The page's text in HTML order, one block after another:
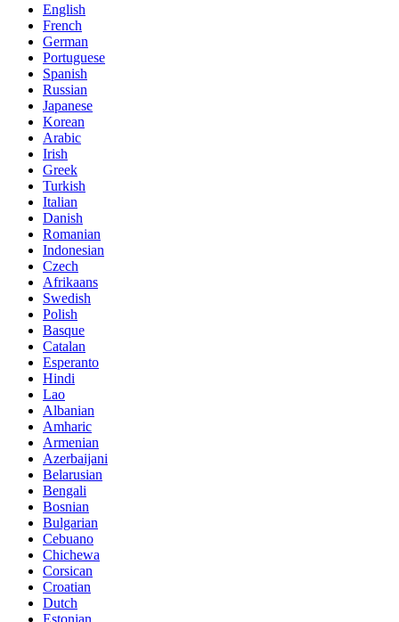
English
French
German
Portuguese
Spanish
Russian
Japanese
Korean
Arabic
Irish
Greek
Turkish
Italian
Danish
Romanian
Indonesian
Czech
Afrikaans
Swedish
Polish
Basque
Catalan
Esperanto
Hindi
Lao
Albanian
Amharic
Armenian
Azerbaijani
Belarusian
Bengali
Bosnian
Bulgarian
Cebuano
Chichewa
Corsican
Croatian
Dutch
Estonian